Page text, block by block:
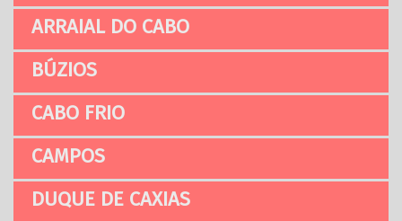
ARRAIAL DO CABO
BÚZIOS
CABO FRIO
CAMPOS
DUQUE DE CAXIAS